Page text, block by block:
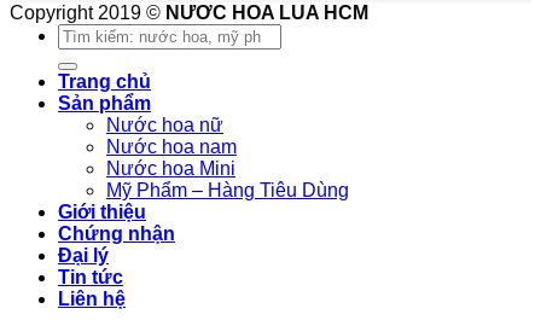
Copyright 2019 © NƯƠC HOA LUA HCM
Tìm
kiếm:
Trang chủ
Sản phẩm
Nước hoa nữ
Nước hoa nam
Nước hoa Mini
Mỹ Phẩm – Hàng Tiêu Dùng
Giới thiệu
Chứng nhận
Đại lý
Tin tức
Liên hệ